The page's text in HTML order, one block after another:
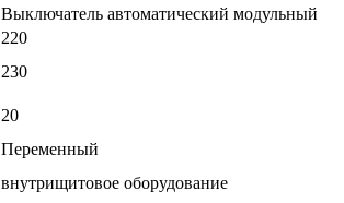
Выключатель автоматический модульный
220
230
20
Переменный
внутрищитовое оборудование